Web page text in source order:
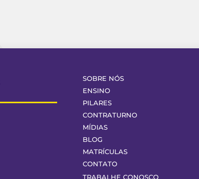
SOBRE NÓS
ENSINO
PILARES
CONTRATURNO
MÍDIAS
BLOG
MATRÍCULAS
CONTATO
TRABALHE CONOSCO